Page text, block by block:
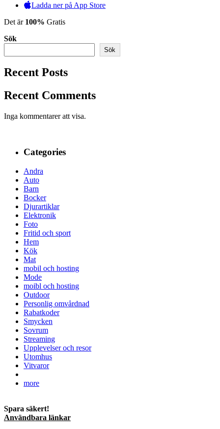
Ladda ner på App Store
Det är 100% Gratis
Sök
Sök
Recent Posts
Recent Comments
Inga kommentarer att visa.
Categories
Andra
Auto
Barn
Bocker
Djurartiklar
Elektronik
Foto
Fritid och sport
Hem
Kök
Mat
mobil och hosting
Mode
moibl och hosting
Outdoor
Personlig omvårdnad
Rabatkoder
Smycken
Sovrum
Streaming
Upplevelser och resor
Utomhus
Vitvaror
more
Spara säkert!
Användbara länkar